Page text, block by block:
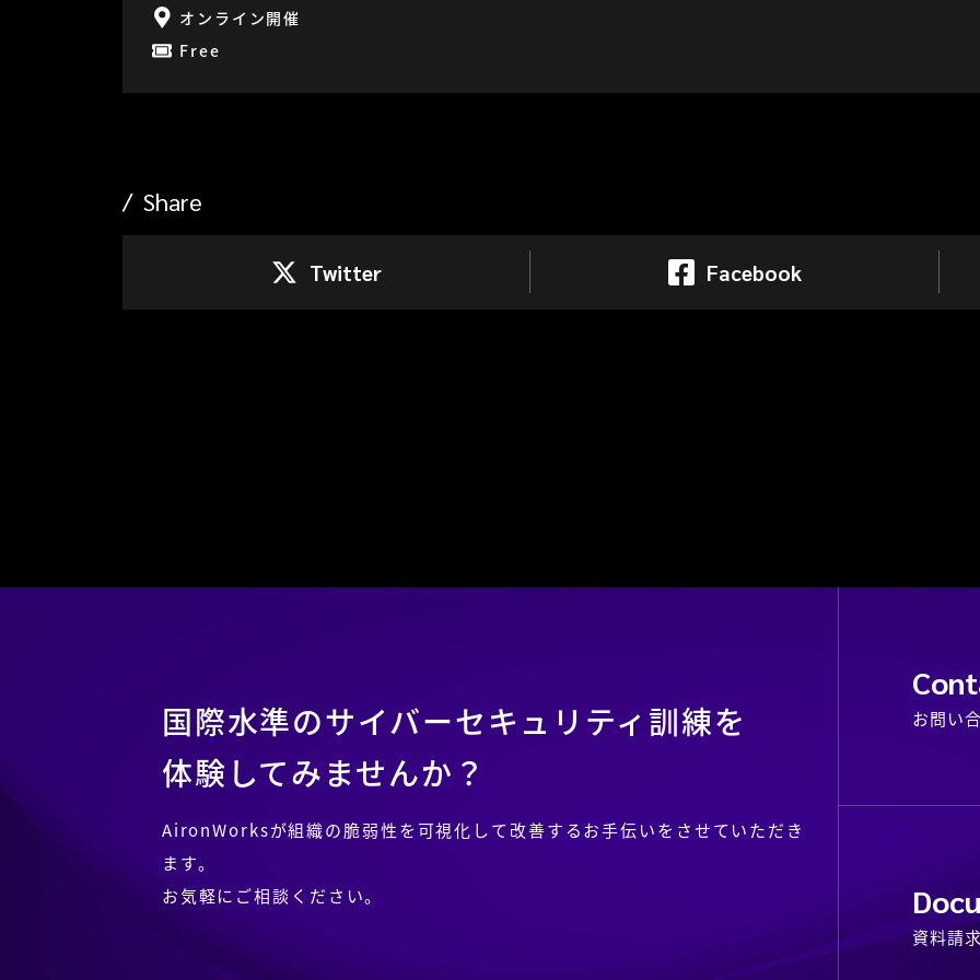
オンライン開催
Free
Share
Twitter Facebook
国際水準のサイバーセキュリティ訓練を
体験してみませんか？
AironWorksが組織の脆弱性を可視化して改善するお手伝いをさせていただき
ます。
お気軽にご相談ください。
お問い
資料請